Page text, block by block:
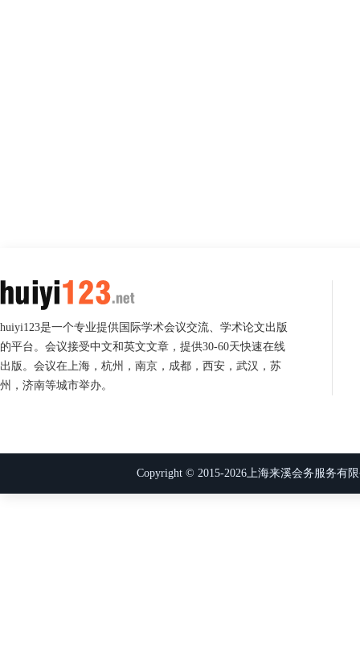
huiyi123是一个专业提供国际学术会议交流、学术论文出版
的平台。会议接受中文和英文文章，提供30-60天快速在线
出版。会议在上海，杭州，南京，成都，西安，武汉，苏
州，济南等城市举办。
Copyright © 2015-2026上海来溪会务服务有